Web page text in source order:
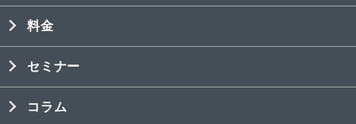
料金
セミナー
コラム